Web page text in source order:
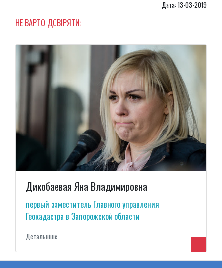
Дата: 13-03-2019
НЕ ВАРТО ДОВІРЯТИ:
Дикобаевая Яна Владимировна
первый заместитель Главного управления
Геокадастра в Запорожской области
Детальнiше